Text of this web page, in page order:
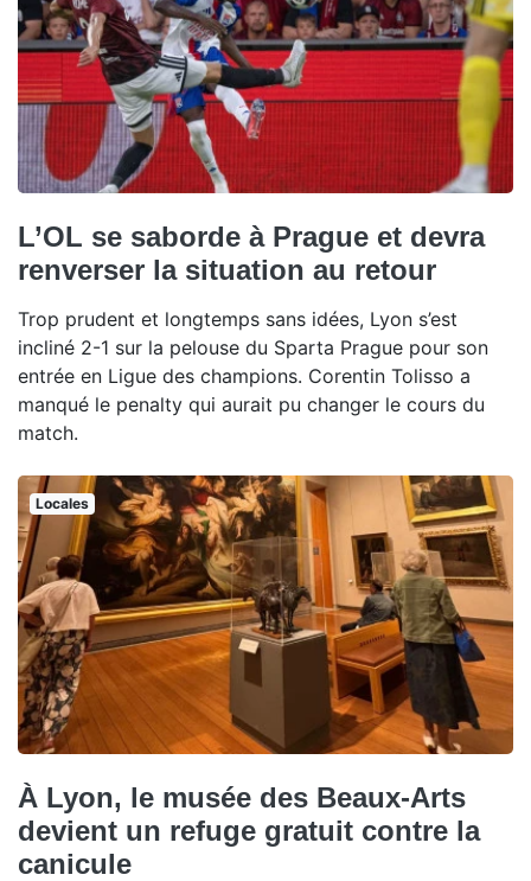
L’OL se saborde à Prague et devra
renverser la situation au retour
Trop prudent et longtemps sans idées, Lyon s’est
incliné 2-1 sur la pelouse du Sparta Prague pour son
entrée en Ligue des champions. Corentin Tolisso a
manqué le penalty qui aurait pu changer le cours du
match.
Locales
À Lyon, le musée des Beaux-Arts
devient un refuge gratuit contre la
canicule